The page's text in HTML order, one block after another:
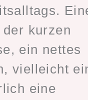
kurzen
ein nettes
vielleicht
eine